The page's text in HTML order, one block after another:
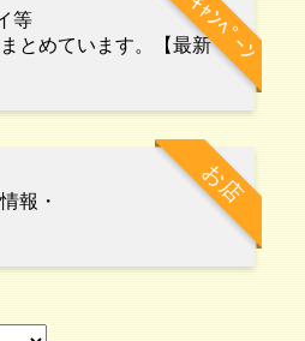
ｷｬﾝﾍﾟｰﾝ
等
とめています。【最新
お店
報・